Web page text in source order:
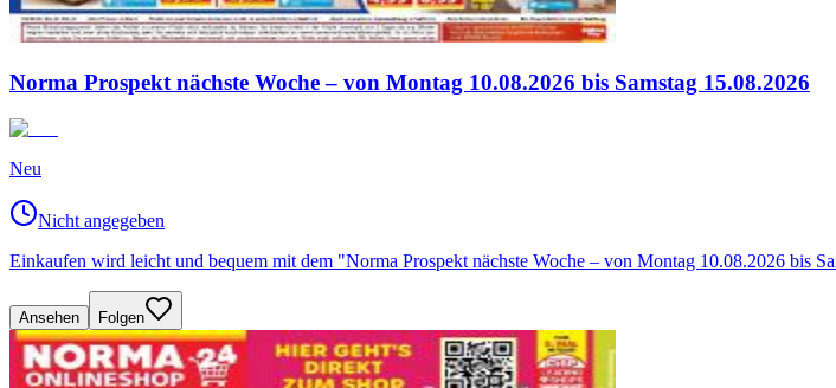
Norma Prospekt nächste Woche – von Montag 10.08.2026 bis Samstag 15.08.2026
Neu
Nicht angegeben
Einkaufen wird leicht und bequem mit dem "Norma Prospekt nächste Woche – von Montag 10.08.2026 bis
Ansehen Folgen